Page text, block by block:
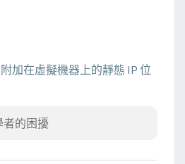
加在虛擬機器上的靜態 IP 位
者的困擾